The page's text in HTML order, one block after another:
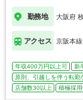
勤務地 大阪府
アクセス 京阪本
年収400万円以上可 新
原則、引越しを伴う転勤
店舗数30以上
積極採用